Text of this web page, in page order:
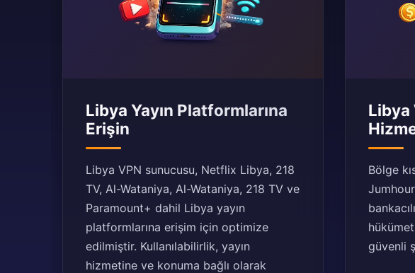
Libya Yayın Platformlarına
Erişin
Libya VPN sunucusu, Netflix Libya, 218
TV, Al-Wataniya, Al-Wataniya, 218 TV ve
Paramount+ dahil Libya yayın
platformlarına erişim için optimize
edilmiştir. Kullanılabilirlik, yayın
hizmetine ve konuma bağlı olarak
Libya
Bölge
güvenli